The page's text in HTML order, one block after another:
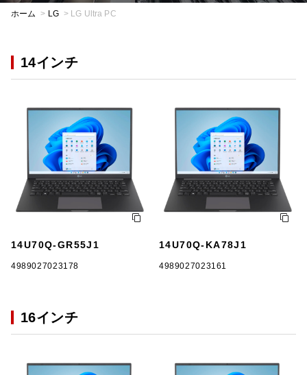
ホーム > LG > LG Ultra PC
14インチ
14U70Q-GR55J1
4989027023178
14U70Q-KA78J1
4989027023161
16インチ